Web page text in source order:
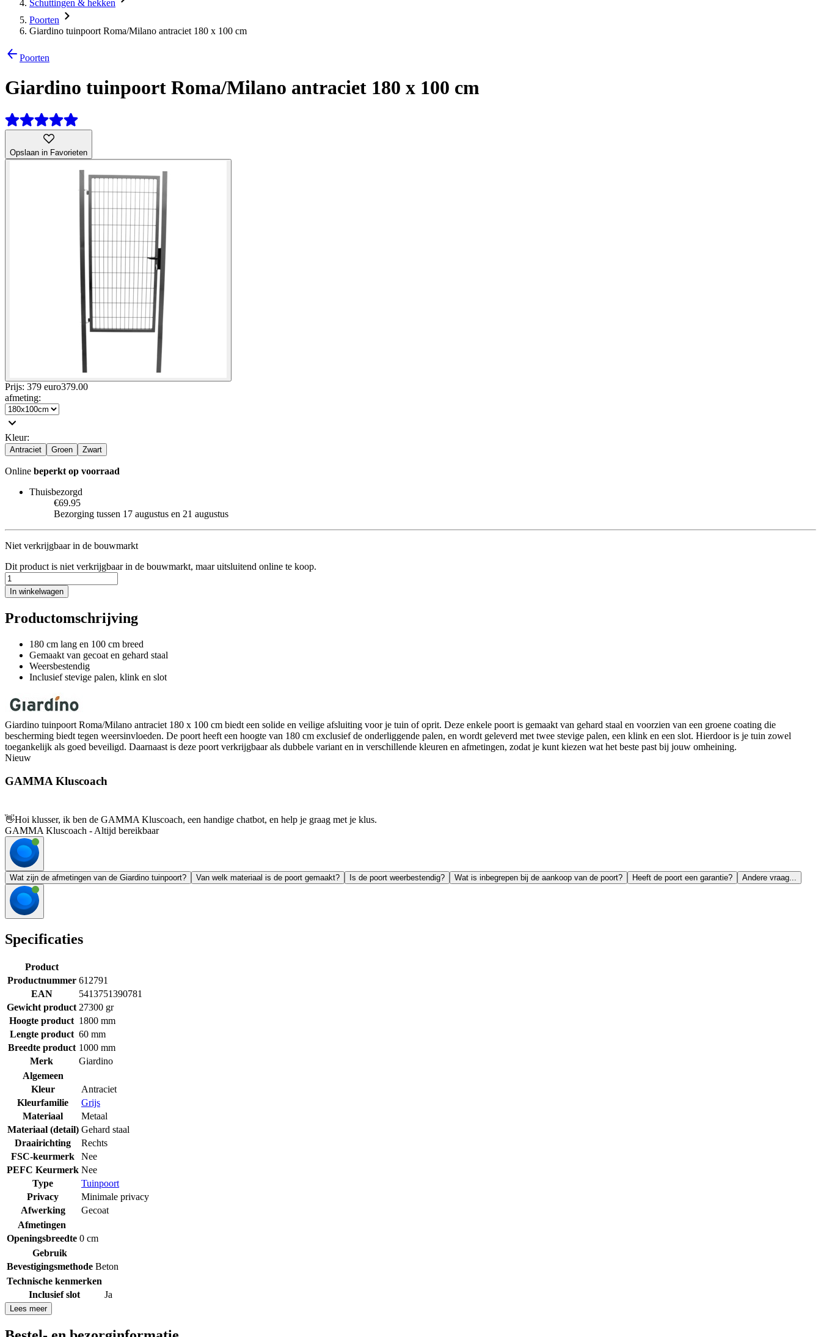
Schuttingen & hekken
Poorten
Giardino tuinpoort Roma/Milano antraciet 180 x 100 cm
Poorten
Giardino tuinpoort Roma/Milano antraciet 180 x 100 cm
Opslaan in Favorieten
Prijs: 379 euro379.00
afmeting:
Kleur:
Antraciet Groen Zwart
Online beperkt op voorraad
Thuisbezorgd
€69.95
Bezorging tussen 17 augustus en 21 augustus
Niet verkrijgbaar in de bouwmarkt
Dit product is niet verkrijgbaar in de bouwmarkt, maar uitsluitend online te koop.
In winkelwagen
Productomschrijving
180 cm lang en 100 cm breed
Gemaakt van gecoat en gehard staal
Weersbestendig
Inclusief stevige palen, klink en slot
Giardino tuinpoort Roma/Milano antraciet 180 x 100 cm biedt een solide en veilige afsluiting voor je tuin of oprit. Deze enkele poort is gemaakt van gehard staal en voorzien van een groene coating die
bescherming biedt tegen weersinvloeden. De poort heeft een hoogte van 180 cm exclusief de onderliggende palen, en wordt geleverd met twee stevige palen, een klink en een slot. Hierdoor is je tuin zowel
toegankelijk als goed beveiligd. Daarnaast is deze poort verkrijgbaar als dubbele variant en in verschillende kleuren en afmetingen, zodat je kunt kiezen wat het beste past bij jouw omheining.
Nieuw
GAMMA Kluscoach
👋Hoi klusser, ik ben de GAMMA Kluscoach, een handige chatbot, en help je graag met je klus.
GAMMA Kluscoach - Altijd bereikbaar
Wat zijn de afmetingen van de Giardino tuinpoort? Van welk materiaal is de poort gemaakt? Is de poort weerbestendig? Wat is inbegrepen bij de aankoop van de poort? Heeft de poort een garantie? Andere vraag...
Specificaties
Product
Productnummer 612791
EAN
5413751390781
Gewicht product 27300 gr
Hoogte product 1800 mm
Lengte product 60 mm
Breedte product 1000 mm
Merk
Giardino
Algemeen
Kleur
Antraciet
Kleurfamilie
Grijs
Materiaal
Metaal
Materiaal (detail) Gehard staal
Draairichting
Rechts
FSC-keurmerk
Nee
PEFC Keurmerk Nee
Type
Tuinpoort
Privacy
Minimale privacy
Afwerking
Gecoat
Afmetingen
Openingsbreedte 0 cm
Gebruik
Bevestigingsmethode Beton
Technische kenmerken
Inclusief slot
Ja
Lees meer